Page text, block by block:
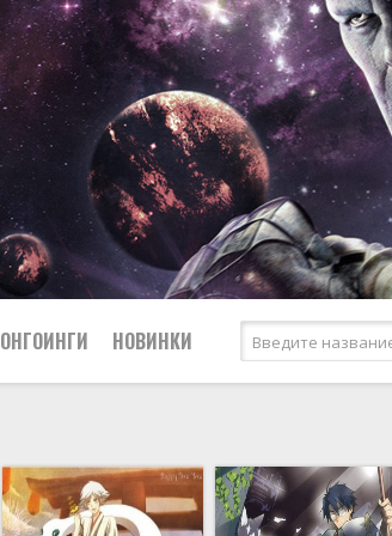
Боевые искусства
Вампиры
Спорт
Сёнэн
ОНГОИНГИ НОВИНКИ